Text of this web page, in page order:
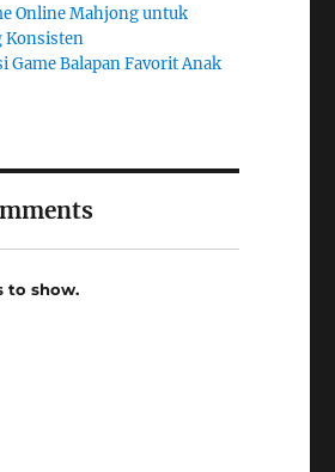
Online Mahjong untuk
Konsisten
Game Balapan Favorit Anak
to show.